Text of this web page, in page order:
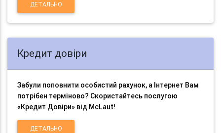
ДЕТАЛЬНО
Кредит довіри
Забули поповнити особистий рахунок, а Інтернет Вам
потрібен терміново? Скористайтесь послугою
«Кредит Довіри» від McLaut!
ДЕТАЛЬНО